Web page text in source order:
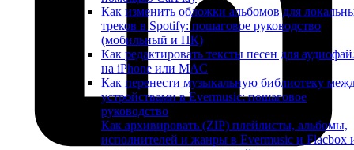
Как изменить обложки альбомов для
треков в Spotify: пошаговое руководство
(мобильный и ПК)
Как редактировать тексты песен для
на iPhone или MAC
Как перенести музыкальную библиотеку
устройствами в Evermusic: пошаговое
руководство
Как архивировать (ZIP) плейлисты, альбомы,
исполнителей и жанры в Evermusic и Flacbox